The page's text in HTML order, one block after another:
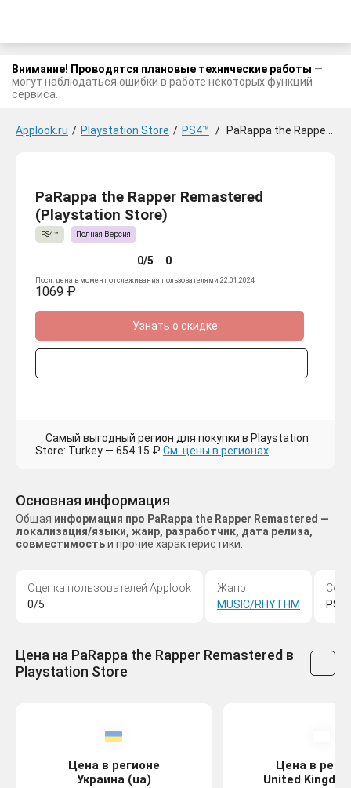
Внимание! Проводятся плановые технические работы —
могут наблюдаться ошибки в работе некоторых функций
сервиса.
Applook.ru / Playstation Store / PS4™ / PaRappa the Rapper Remastered
PaRappa the Rapper Remastered
(Playstation Store)
PS4™ Полная Версия
0/5 0
Посл. цена в момент отслеживания пользователями 22.01.2024
1069 ₽
Узнать о скидке
Самый выгодный регион для покупки в Playstation
Store: Turkey — 654.15 ₽ См. цены в регионах
Основная информация
Общая информация про PaRappa the Rapper Remastered —
локализация/языки, жанр, разработчик, дата релиза,
совместимостьи прочие характеристики.
Оценка пользователей Applook
0/5
Жанр
MUSIC/RHYTHM
PS4
Цена на PaRappa the Rapper Remastered в
Playstation Store
Цена в регионе
Украина (ua)
Цена в
United